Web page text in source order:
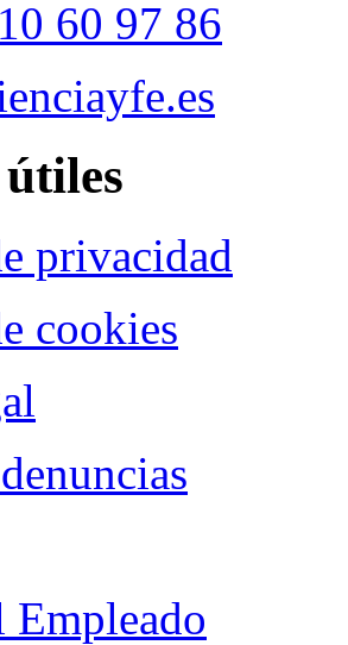
60 97 86
privacidad
cookies
Empleado